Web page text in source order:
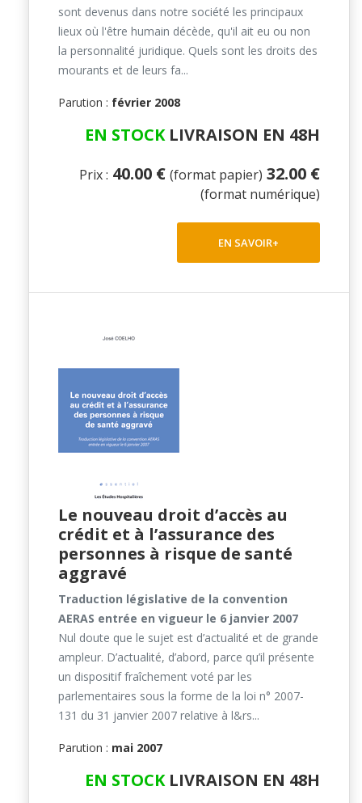
sont devenus dans notre société les principaux
lieux où l'être humain décède, qu'il ait eu ou non
la personnalité juridique. Quels sont les droits des
mourants et de leurs fa...
Parution : février 2008
EN STOCKLIVRAISON EN 48H
Prix : 40.00 € (format papier) 32.00 €
(format numérique)
EN SAVOIR+
Le nouveau droit d’accès au
crédit et à l’assurance des
personnes à risque de santé
aggravé
Traduction législative de la convention
AERAS entrée en vigueur le 6 janvier 2007
Nul doute que le sujet est d’actualité et de grande
ampleur. D’actualité, d’abord, parce qu’il présente
un dispositif fraîchement voté par les
parlementaires sous la forme de la loi n° 2007-
131 du 31 janvier 2007 relative à l&rs...
Parution : mai 2007
EN STOCKLIVRAISON EN 48H